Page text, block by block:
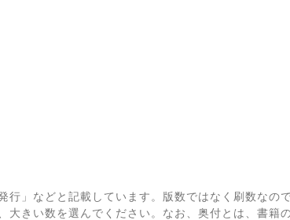
」などと記載しています。版数ではなく刷数なの
大きい数を選んでください。なお、奥付とは、書籍